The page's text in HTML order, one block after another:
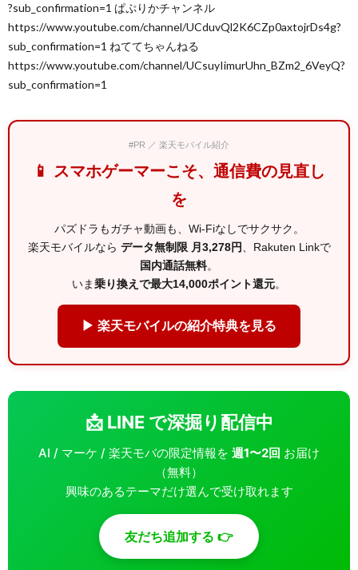
?sub_confirmation=1 ぱぷりかチャンネル
https://www.youtube.com/channel/UCduvQl2K6CZp0axtojrDs4g?
sub_confirmation=1 ねててちゃんねる
https://www.youtube.com/channel/UCsuyIimurUhn_BZm2_6VeyQ?
sub_confirmation=1
#PR ／ 楽天モバイル紹介
📱 スマホゲーマーこそ、通信費の見直し
を
パズドラもガチャ動画も、Wi-Fiなしでサクサク。
楽天モバイルなら データ無制限 月3,278円 、Rakuten Linkで
国内通話無料。
いま乗り換えで最大14,000ポイント還元。
▶ 楽天モバイルの紹介特典を見る
📩 LINE で深掘り配信中
AI / マーケ / 楽天モバの限定情報を 週1〜2回 お届け
（無料）
興味のあるテーマだけ選んで受け取れます
友だち追加する 👉